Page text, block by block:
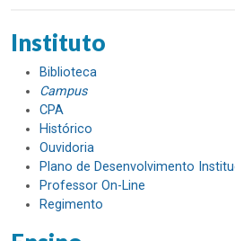
Instituto
Biblioteca
Campus
CPA
Histórico
Ouvidoria
Plano de Desenvolvimento
Professor On-Line
Regimento